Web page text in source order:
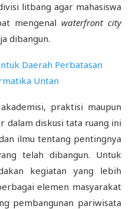
litbang agar mahasiswa
mengenal waterfront city
dibangun.
Daerah Perbatasan
Untan
praktisi maupun
dalam diskusi tata ruang ini
ilmu tentang pentingnya
telah dibangun. Untuk
kegiatan yang lebih
elemen masyarakat
pembangunan pariwisata